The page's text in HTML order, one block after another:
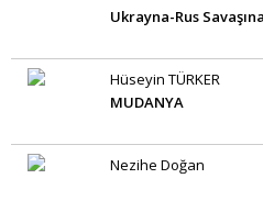
Ukrayna-Rus
Hüseyin TÜRKER
MUDANYA
Nezihe Doğan